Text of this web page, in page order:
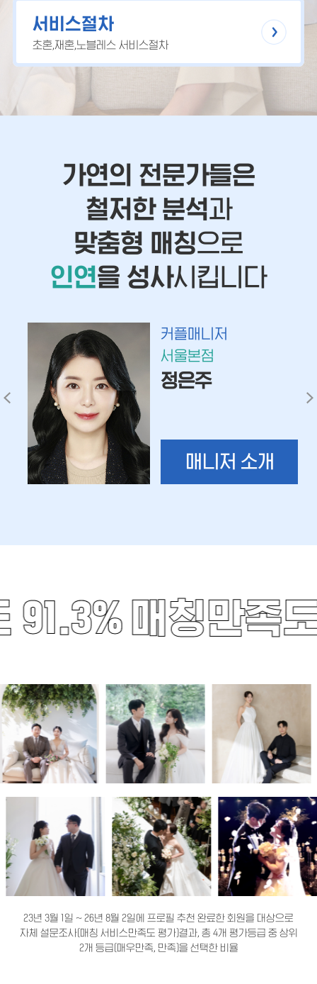
서비스절차
초혼,재혼,노블레스 서비스절차
가연의 전문가들은
철저한 분석과
맞춤형 매칭으로
인연을 성사시킵니다
커플매니저
서울본점
정은주
매니저 소개
매칭만족도
23년 3월 1일 ~ 26년 8월 2일에 프로필 추천 완료한 회원을 대상으로
자체 설문조사(매칭 서비스만족도 평가)결과, 총 4개 평가등급 중 상위
2개 등급(매우만족, 만족)을 선택한 비율